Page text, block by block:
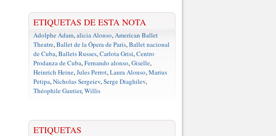
ETIQUETAS DE ESTA NOTA
Adolphe Adam,alicia Alonso,American Ballet
Theatre,Ballet de la Ópera de París,Ballet nacional
de Cuba,Ballets Russes,Carlota Grisi,Centro
Prodanza de Cuba,Fernando alonso,Giselle,
Heinrich Heine,Jules Perrot,Laura Alonso,Marius
Petipa,Nicholas Sergeiev,Serge Diaghilev,
Théophile Gautier,Willis
ETIQUETAS